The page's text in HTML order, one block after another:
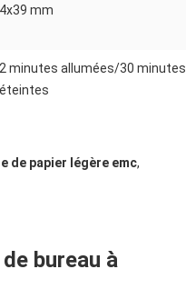
4x39 mm
2 minutes allumées/30 minutes
éteintes
de papier légère emc,
bureau à